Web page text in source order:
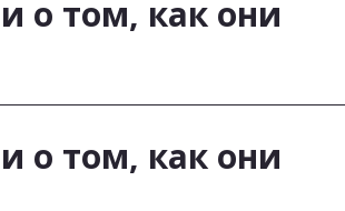
о том, как они
о том, как они